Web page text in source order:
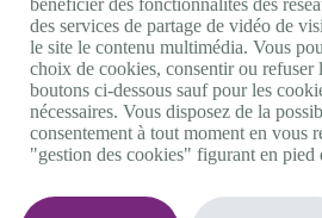
Nous suivre
Youtube
Linkedin
Facebook
Twitter
0 800 11 10 09Services & appel gratuits
bénéficier des fonctionnalités des
des services de partage de vidéo de
le site le contenu multimédia. Vous
choix de cookies, consentir ou refuser
boutons ci-dessous sauf pour les
nécessaires. Vous disposez de la
consentement à tout moment en vous
"gestion des cookies" figurant en pied